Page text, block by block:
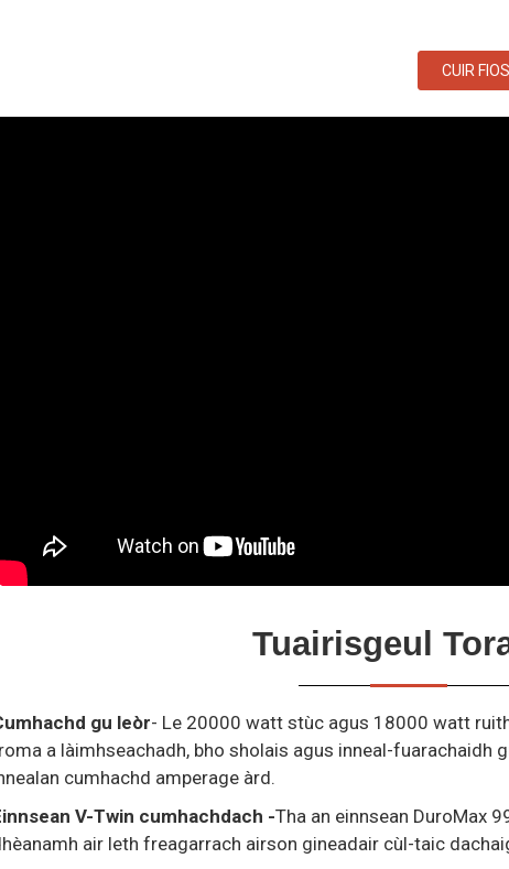
CUIR
Tuairisgeul
gu leòr- Le 20000 watt stùc agus 18000 watt
a làimhseachadh, bho sholais agus inneal-fuarachaidh
cumhachd amperage àrd.
V-Twin cumhachdach -Tha an einnsean DuroMax
air leth freagarrach airson gineadair cùl-taic